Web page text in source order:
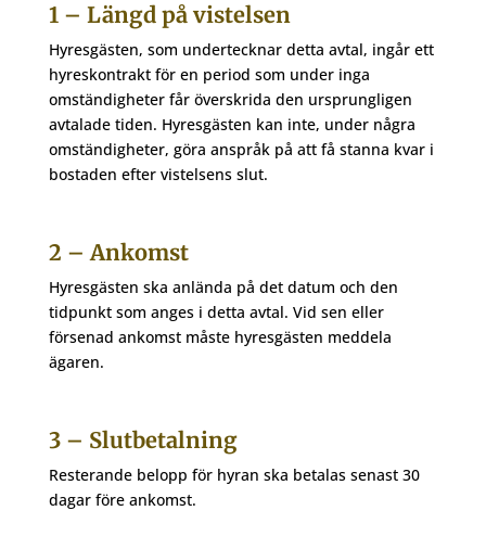
1 – Längd på vistelsen
Hyresgästen, som undertecknar detta avtal, ingår ett
hyreskontrakt för en period som under inga
omständigheter får överskrida den ursprungligen
avtalade tiden. Hyresgästen kan inte, under några
omständigheter, göra anspråk på att få stanna kvar i
bostaden efter vistelsens slut.
2 – Ankomst
Hyresgästen ska anlända på det datum och den
tidpunkt som anges i detta avtal. Vid sen eller
försenad ankomst måste hyresgästen meddela
ägaren.
3 – Slutbetalning
Resterande belopp för hyran ska betalas senast 30
dagar före ankomst.